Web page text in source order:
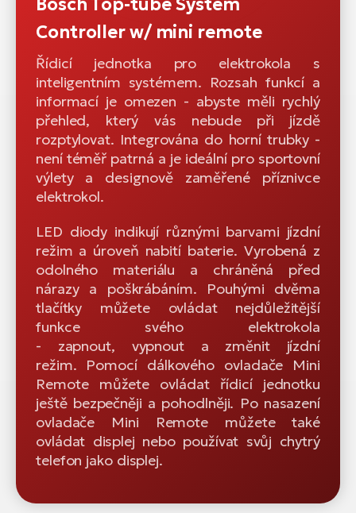
Controller w/ mini remote
Řídicí jednotka pro elektrokola s
inteligentním systémem. Rozsah funkcí a
informací je omezen - abyste měli rychlý
přehled, který vás nebude při jízdě
rozptylovat. Integrována do horní trubky -
není téměř patrná a je ideální pro sportovní
výlety a designově zaměřené příznivce
elektrokol.
LED diody indikují různými barvami jízdní
režim a úroveň nabití baterie. Vyrobená z
odolného materiálu a chráněná před
nárazy a poškrábáním. Pouhými dvěma
tlačítky můžete ovládat nejdůležitější
funkce svého elektrokola
- zapnout, vypnout a změnit jízdní
režim. Pomocí dálkového ovladače Mini
Remote můžete ovládat řídicí jednotku
ještě bezpečněji a pohodlněji. Po nasazení
ovladače Mini Remote můžete také
ovládat displej nebo používat svůj chytrý
telefon jako displej.